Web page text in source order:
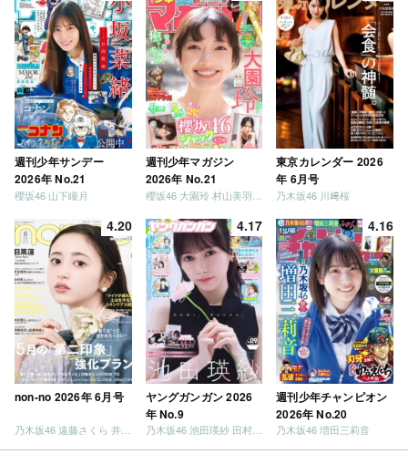
週刊少年サンデー
2026年 No.21
櫻坂46 山下瞳月
週刊少年マガジン
2026年 No.21
東京カレンダー 2026
年 6月号
乃木坂46 川﨑桜
4.20
non-no 2026年 6月号
乃木坂46 遠藤さくら 井上和 / 日向坂46 小坂菜緒
4.17
ヤングガンガン 2026
年 No.9
乃木坂46 池田瑛紗 田村真佑
4.16
週刊少年チャンピオン
2026年 No.20
乃木坂46 増田三莉音